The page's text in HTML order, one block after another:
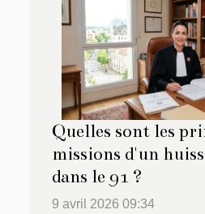
Quelles sont les
missions d'un
dans le 91 ?
9 avril 2026 09:34